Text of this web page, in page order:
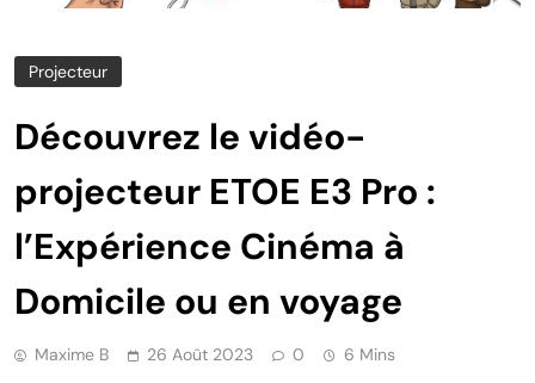
Projecteur
Découvrez le vidéo-
projecteur ETOE E3 Pro :
l’Expérience Cinéma à
Domicile ou en voyage
Maxime B 26 Août 2023 0 6 Mins